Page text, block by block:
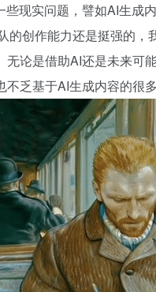
现实问题，譬如AI生
创作能力还是挺强的
论是借助AI还是未来
乏基于AI生成内容的